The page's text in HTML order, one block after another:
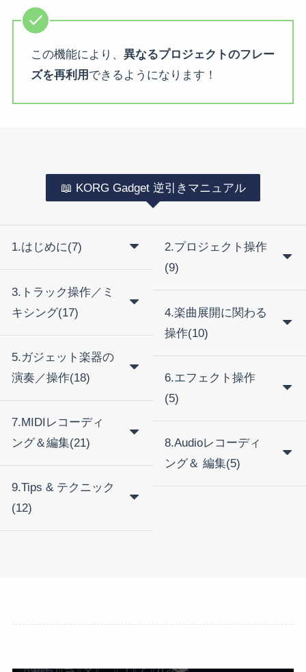
この機能により、異なるプロジェクトのフレー
ズを再利用 できるようになります！
📖 KORG Gadget 逆引きマニュアル
1.はじめに(7)
3.トラック操作／ミ
キシング(17)
5.ガジェット楽器の
演奏／操作(18)
7.MIDIレコーディ
ング＆編集(21)
9.Tips & テクニック
(12)
2.プロジェクト操作
(9)
4.楽曲展開に関わる
操作(10)
6.エフェクト操作
(5)
8.Audioレコーディ
ング＆ 編集(5)